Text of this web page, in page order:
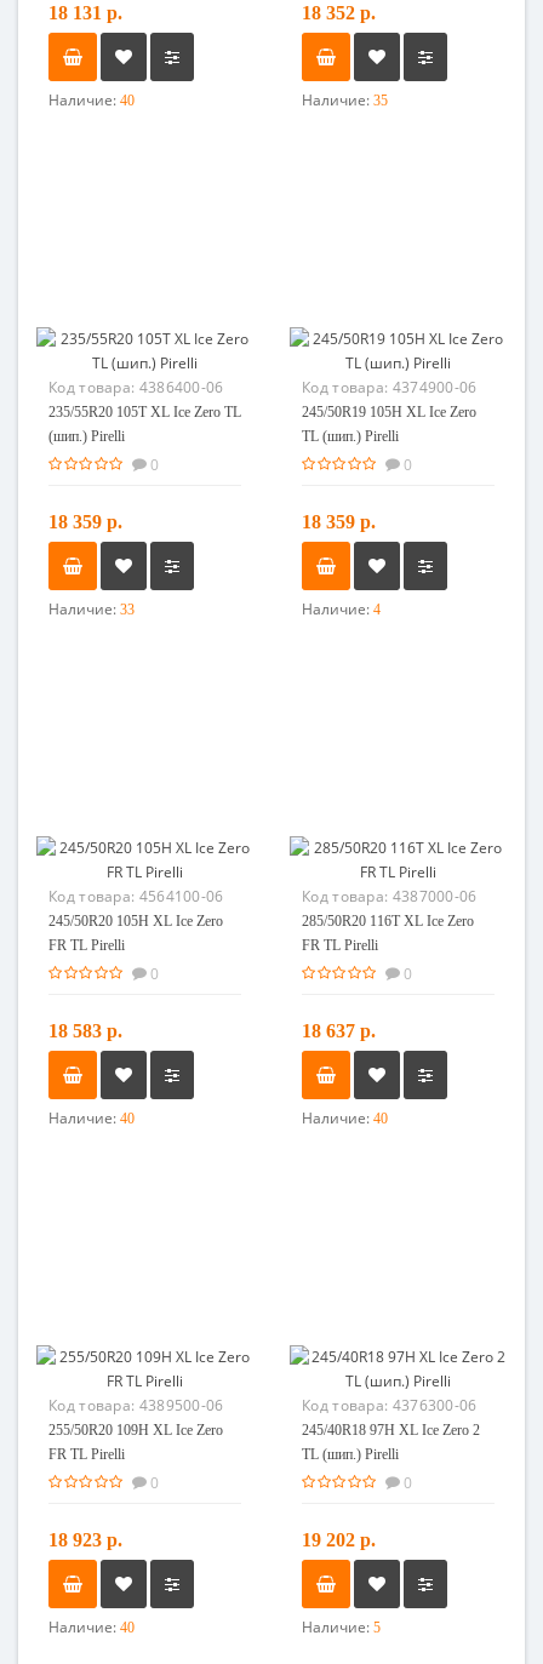
18 131 р.
Наличие: 40
18 352 р.
Наличие: 35
Код товара: 4386400-06
235/55R20 105T XL Ice Zero TL
(шип.) Pirelli
0
18 359 р.
Наличие: 33
Код товара: 4374900-06
245/50R19 105H XL Ice Zero
TL (шип.) Pirelli
0
18 359 р.
Наличие: 4
Код товара: 4564100-06
245/50R20 105H XL Ice Zero
FR TL Pirelli
0
18 583 р.
Наличие: 40
Код товара: 4387000-06
285/50R20 116T XL Ice Zero
FR TL Pirelli
0
18 637 р.
Наличие: 40
Код товара: 4389500-06
255/50R20 109H XL Ice Zero
FR TL Pirelli
0
18 923 р.
Наличие: 40
Код товара: 4376300-06
245/40R18 97H XL Ice Zero 2
TL (шип.) Pirelli
0
19 202 р.
Наличие: 5